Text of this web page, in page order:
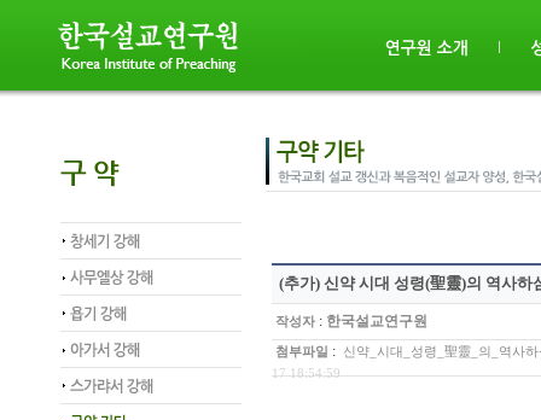
(추가) 신약 시대 성령(聖靈)의 역사하
작성자 : 한국설교연구원
첨부파일 : 신약_시대_성령_聖靈_의_역사
17 18:54:59